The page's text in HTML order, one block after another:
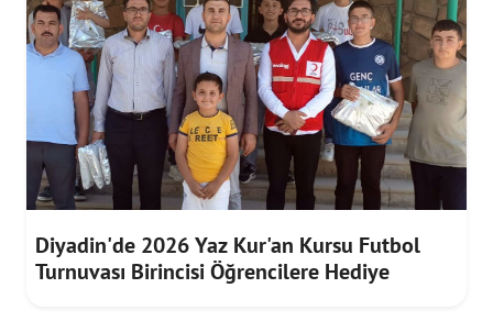
Diyadin'de 2026 Yaz Kur'an Kursu Futbol
Turnuvası Birincisi Öğrencilere Hediye